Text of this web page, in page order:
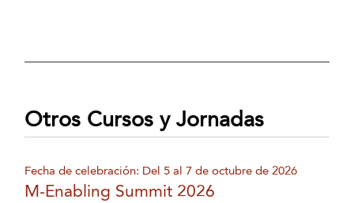
Otros Cursos y Jornadas
Fecha de celebración: Del 5 al 7 de octubre de 2026
M-Enabling Summit 2026